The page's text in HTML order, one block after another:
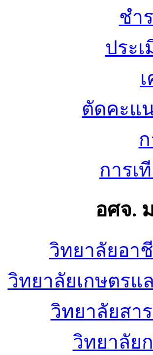
ชำ
ประ
ตัดคะแ
การเ
อศจ.
วิทยาลัยอา
วิทยาลัยเกษตรแ
วิทยาลัยสา
วิทยาลัย